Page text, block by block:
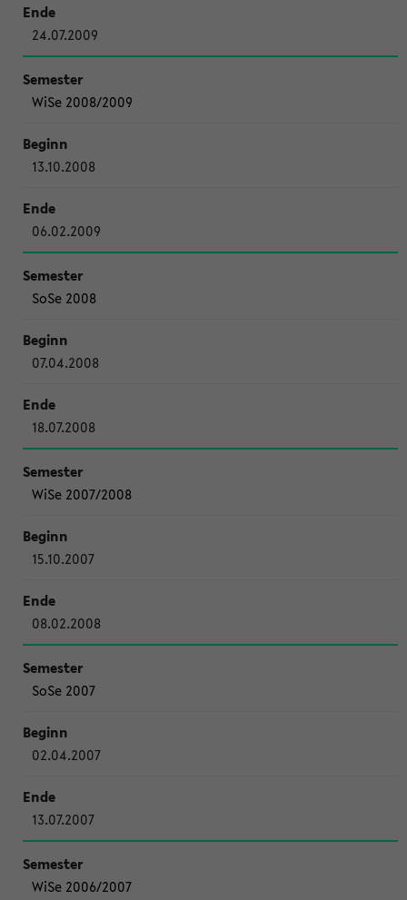
24.07.2009
WiSe 2008/2009
13.10.2008
06.02.2009
SoSe 2008
07.04.2008
18.07.2008
WiSe 2007/2008
15.10.2007
08.02.2008
SoSe 2007
02.04.2007
13.07.2007
WiSe 2006/2007